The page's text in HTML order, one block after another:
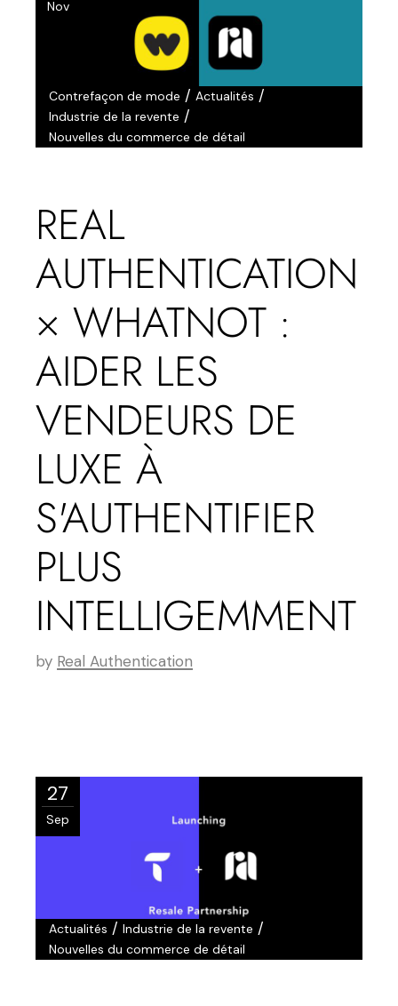
Nov
Contrefaçon de mode /Actualités /
Industrie de la revente /
Nouvelles du commerce de détail
REAL
AUTHENTICATION
× WHATNOT :
AIDER LES
VENDEURS DE
LUXE À
S'AUTHENTIFIER
PLUS
INTELLIGEMMENT
by Real Authentication
27
Sep
Actualités /Industrie de la revente /
Nouvelles du commerce de détail